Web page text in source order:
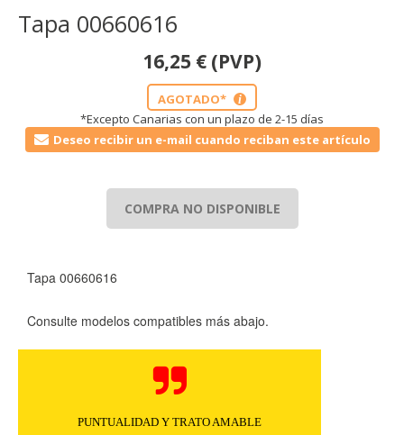
Tapa 00660616
16,25 € (PVP)
AGOTADO* i
*Excepto Canarias con un plazo de 2-15 días
Deseo recibir un e-mail cuando reciban este artículo
COMPRA NO DISPONIBLE
Tapa 00660616
Consulte modelos compatibles más abajo.
PUNTUALIDAD Y TRATO AMABLE